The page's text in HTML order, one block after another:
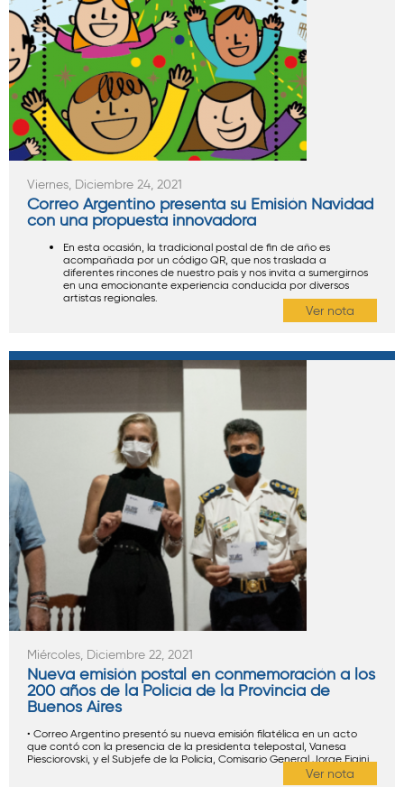
Viernes, Diciembre 24, 2021
Correo Argentino presenta su Emisión Navidad
con una propuesta innovadora
En esta ocasión, la tradicional postal de fin de año es
acompañada por un código QR, que nos traslada a
diferentes rincones de nuestro país y nos invita a sumergirnos
en una emocionante experiencia conducida por diversos
artistas regionales.
Ver nota
Miércoles, Diciembre 22, 2021
Nueva emisión postal en conmemoración a los
200 años de la Policía de la Provincia de
Buenos Aires
• Correo Argentino presentó su nueva emisión filatélica en un acto
que contó con la presencia de la presidenta telepostal, Vanesa
Piesciorovski, y el Subjefe de la Policía, Comisario General Jorge Figini.
Ver nota